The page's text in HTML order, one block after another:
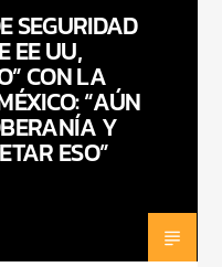
SEGURIDAD
EE UU,
CON LA
“AÚN
Y
ESO”